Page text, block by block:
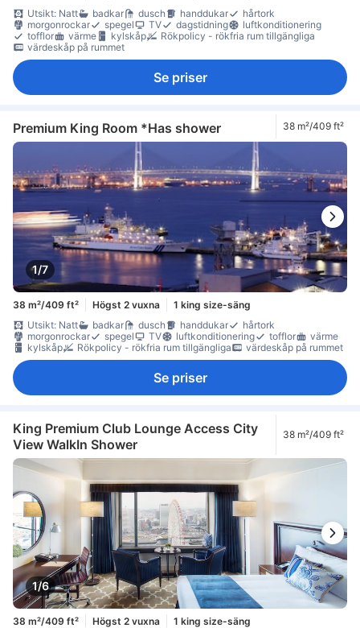
Utsikt: Natt
badkar dusch handdukar
hårtork
morgonrockar
spegel TV dagstidning
luftkonditionering
tofflor
värme kylskåp
Rökpolicy - rökfria rum tillgängliga
värdeskåp på rummet
Se priser
Premium King Room *Has shower 38 m²/409 ft²
1/7
38 m²/409 ft² Högst 2 vuxna
1 king size-säng
Utsikt: Natt
badkar dusch handdukar
hårtork
morgonrockar
spegel TV luftkonditionering tofflor
värme
kylskåp
Rökpolicy - rökfria rum tillgängliga värdeskåp på rummet
Se priser
King Premium Club Lounge Access City
View WalkIn Shower
38 m²/409 ft²
1/6
38 m²/409 ft² Högst 2 vuxna
1 king size-säng